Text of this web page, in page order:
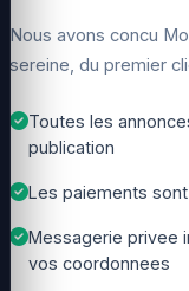
Nous avons concu
sereine, du premier
Toutes les
publication
Les paiements
Messagerie privee
vos coordonnees